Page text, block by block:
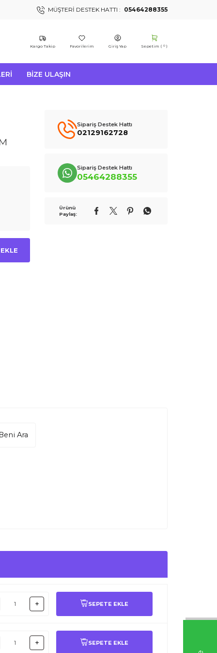
MÜŞTERI DESTEK HATTI : 05464288355
Kargo Takip Favorilerim Giriş Yap Sepetim ( 0 )
BIZE ULAŞIN
Sipariş Destek Hattı
02129162728
Sipariş Destek Hattı
05464288355
Ürünü
Paylaş:
Ara
SEPETE EKLE
SEPETE EKLE